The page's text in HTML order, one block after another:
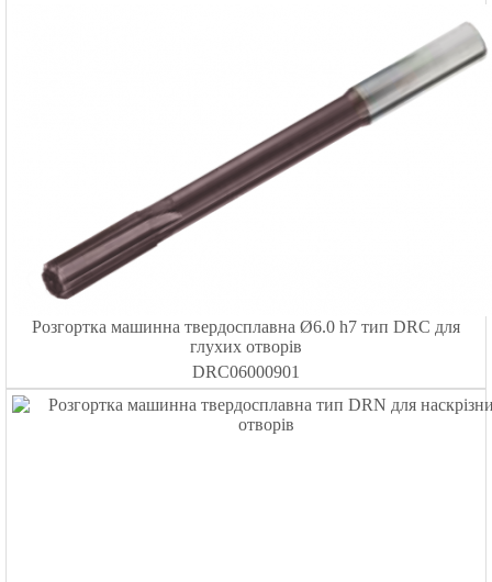
Розгортка машинна твердосплавна Ø6.0 h7 тип DRC для
глухих отворів
DRC06000901